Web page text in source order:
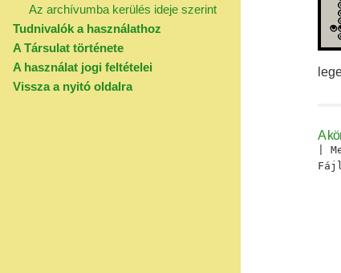
Az archívumba kerülés ideje szerint
Tudnivalók a használathoz
A Társulat története
A használat jogi feltételei
Vissza a nyitó oldalra
A
|